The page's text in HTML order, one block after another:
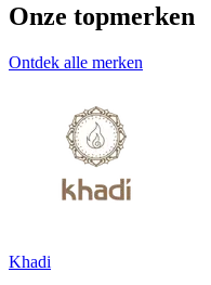
Onze topmerken
Ontdek alle merken
Khadi